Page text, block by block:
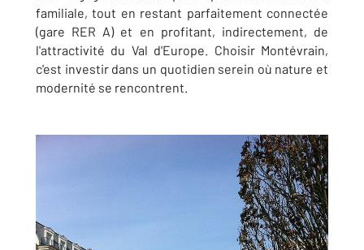
familiale, tout en restant parfaitement connectée
(gare RER A) et en profitant, indirectement, de
l'attractivité du Val d'Europe. Choisir Montévrain,
c'est investir dans un quotidien serein où nature et
modernité se rencontrent.